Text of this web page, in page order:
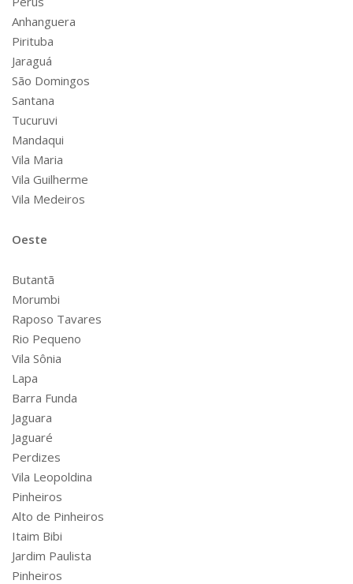
Anhanguera
Pirituba
Jaraguá
São Domingos
Santana
Tucuruvi
Mandaqui
Vila Maria
Vila Guilherme
Vila Medeiros
Oeste
Butantã
Morumbi
Raposo Tavares
Rio Pequeno
Vila Sônia
Lapa
Barra Funda
Jaguara
Jaguaré
Perdizes
Vila Leopoldina
Pinheiros
Alto de Pinheiros
Itaim Bibi
Jardim Paulista
Pinheiros